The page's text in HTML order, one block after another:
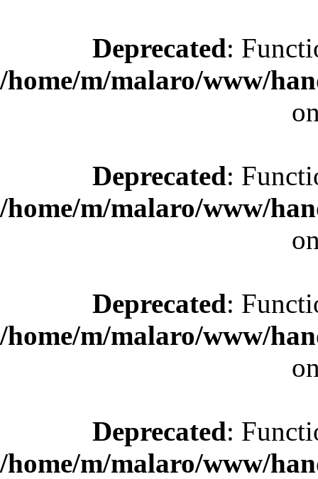
Deprecated:
/home/m/malaro/www/
Deprecated:
/home/m/malaro/www/
Deprecated:
/home/m/malaro/www/
Deprecated:
/home/m/malaro/www/